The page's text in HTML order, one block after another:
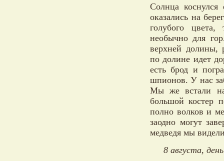
Солнца
оказались на
голубого цвета,
необычно для
верхней долины,
по долине идет
есть брод и
шпионов. У нас
Мы же встали на
большой костер
полно волков и
заодно могут
медведя мы
8 августа,